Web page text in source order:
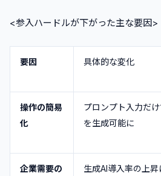
<参入ハードルが下がった主な要因>
要因 具体的な変化
操作の簡易
化
プロンプト入力だ
を生成可能に
企業需要の
生成AI導入率の上